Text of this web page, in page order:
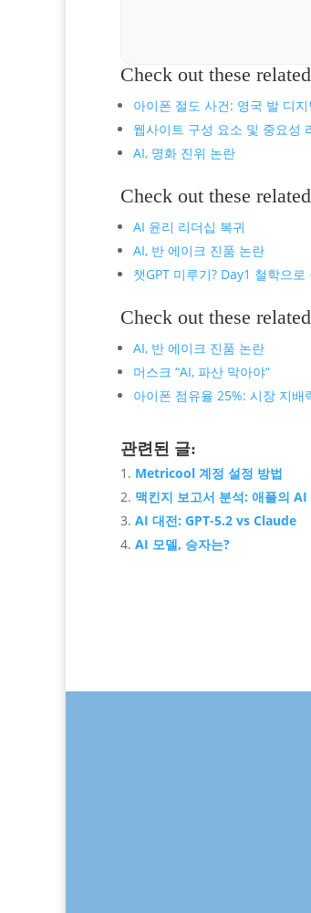
Check out these
아이폰 절도 사건: 영국 발 디지
웹사이트 구성 요소 및 중요성
AI, 명화 진위 논란
Check out these
AI 윤리 리더십 복귀
AI, 반 에이크 진품 논란
챗GPT 미루기? Day1 철학으로
Check out these
AI, 반 에이크 진품 논란
머스크 “AI, 파산 막아야”
아이폰 점유율 25%: 시장 지배
관련된 글:
Metricool 계정 설정 방법
맥킨지 보고서 분석: 애플의
AI 대전: GPT-5.2 vs Claude
AI 모델, 승자는?